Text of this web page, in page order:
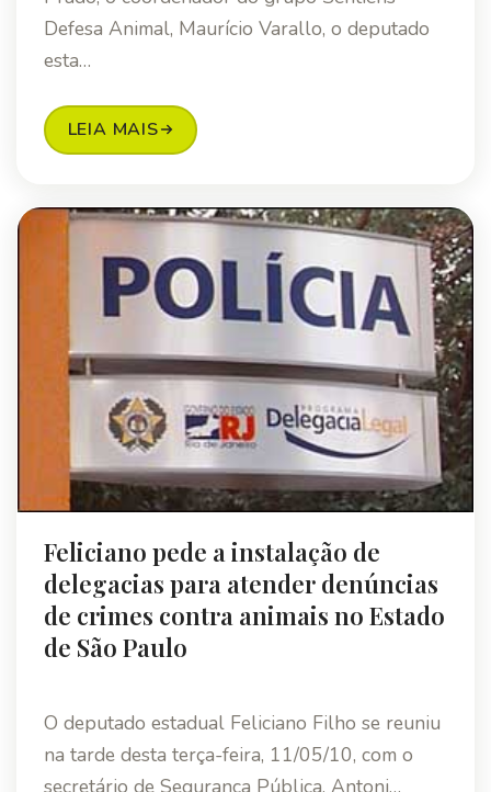
Defesa Animal, Maurício Varallo, o deputado
esta…
LEIA MAIS
Feliciano pede a instalação de
delegacias para atender denúncias
de crimes contra animais no Estado
de São Paulo
O deputado estadual Feliciano Filho se reuniu
na tarde desta terça-feira, 11/05/10, com o
secretário de Segurança Pública, Antoni…